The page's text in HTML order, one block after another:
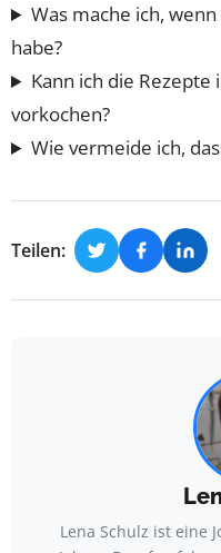
Was mache ich,
habe?
Kann ich die
vorkochen?
Wie vermeide ich,
Teilen:
Lena Schulz ist eine